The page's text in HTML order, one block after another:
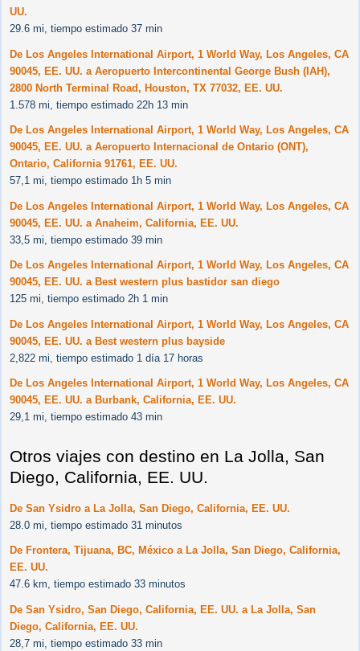
UU.
29.6 mi, tiempo estimado 37 min
De Los Angeles International Airport, 1 World Way, Los Angeles, CA
90045, EE. UU. a Aeropuerto Intercontinental George Bush (IAH),
2800 North Terminal Road, Houston, TX 77032, EE. UU.
1.578 mi, tiempo estimado 22h 13 min
De Los Angeles International Airport, 1 World Way, Los Angeles, CA
90045, EE. UU. a Aeropuerto Internacional de Ontario (ONT),
Ontario, California 91761, EE. UU.
57,1 mi, tiempo estimado 1h 5 min
De Los Angeles International Airport, 1 World Way, Los Angeles, CA
90045, EE. UU. a Anaheim, California, EE. UU.
33,5 mi, tiempo estimado 39 min
De Los Angeles International Airport, 1 World Way, Los Angeles, CA
90045, EE. UU. a Best western plus bastidor san diego
125 mi, tiempo estimado 2h 1 min
De Los Angeles International Airport, 1 World Way, Los Angeles, CA
90045, EE. UU. a Best western plus bayside
2,822 mi, tiempo estimado 1 día 17 horas
De Los Angeles International Airport, 1 World Way, Los Angeles, CA
90045, EE. UU. a Burbank, California, EE. UU.
29,1 mi, tiempo estimado 43 min
Otros viajes con destino en La Jolla, San
Diego, California, EE. UU.
De San Ysidro a La Jolla, San Diego, California, EE. UU.
28.0 mi, tiempo estimado 31 minutos
De Frontera, Tijuana, BC, México a La Jolla, San Diego, California,
EE. UU.
47.6 km, tiempo estimado 33 minutos
De San Ysidro, San Diego, California, EE. UU. a La Jolla, San
Diego, California, EE. UU.
28,7 mi, tiempo estimado 33 min